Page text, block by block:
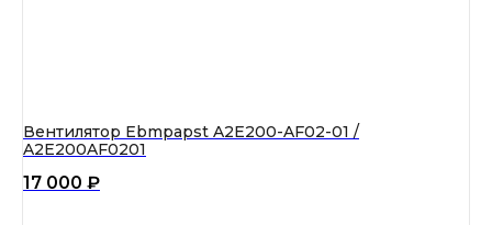
Вентилятор Ebmpapst A2E200-AF02-01 /
A2E200AF0201
17 000 ₽